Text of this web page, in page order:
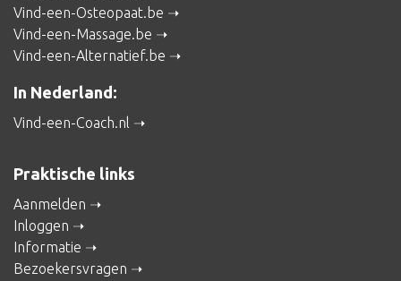
Vind-een-Osteopaat.be
Vind-een-Massage.be
Vind-een-Alternatief.be
In Nederland:
Vind-een-Coach.nl
Praktische links
Aanmelden
Inloggen
Informatie
Bezoekersvragen